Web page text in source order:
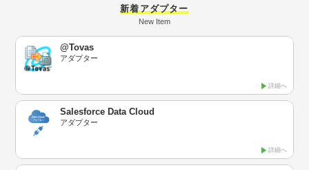
新着アダプター
New Item
@Tovas
アダプター
詳細へ
Salesforce Data Cloud
アダプター
詳細へ